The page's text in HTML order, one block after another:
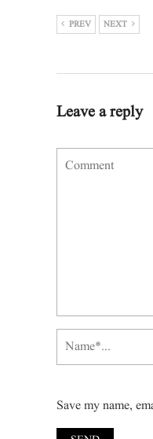
PREV NEXT
Leave a reply
Save my name,